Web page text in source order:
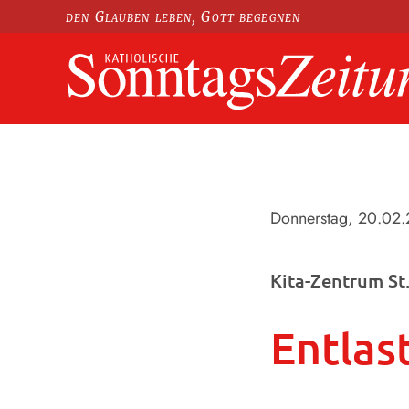
den Glauben leben, Gott begegnen
Donnerstag,
Kita-Zentrum